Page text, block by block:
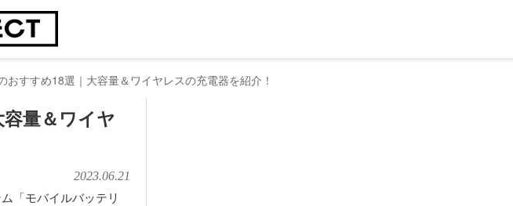
すすめ18選｜大容量＆ワイヤレスの充電器を紹介！
量＆ワイヤ
2023.06.21
「モバイルバッテリ